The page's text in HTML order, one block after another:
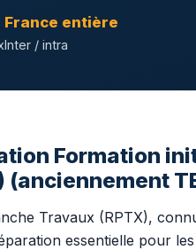
France entière
Inter / intra
Formation
(anciennement
Travaux (RPTX),
essentielle pour